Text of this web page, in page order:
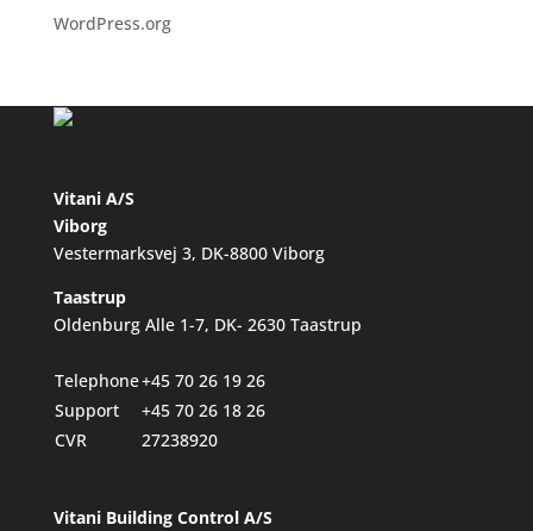
WordPress.org
Vitani A/S
Viborg
Vestermarksvej 3, DK-8800 Viborg
Taastrup
Oldenburg Alle 1-7, DK- 2630 Taastrup
Telephone+45 70 26 19 26
Support
+45 70 26 18 26
CVR
27238920
Vitani Building Control A/S